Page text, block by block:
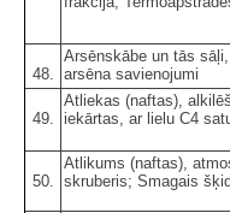
48.
Arsēnskābe un tās
arsēna savienojumi
49.
Atliekas (naftas),
iekārtas, ar lielu C4
50.
Atlikums (naftas),
skruberis; Smagais